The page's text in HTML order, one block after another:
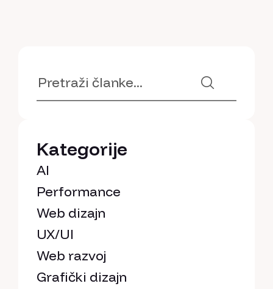
Kategorije
AI
Performance
Web dizajn
UX/UI
Web razvoj
Grafički dizajn